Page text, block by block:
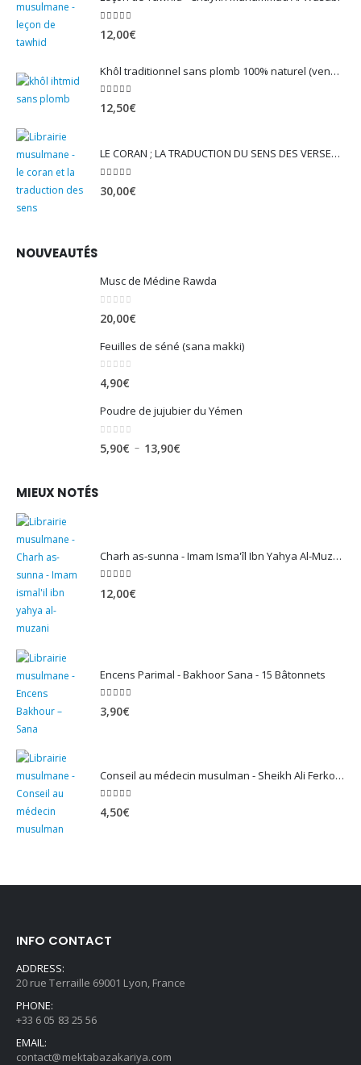
12,00€
Khôl traditionnel sans plomb 100% naturel (vendu avec son mirwed)
4.82sur 5
12,50€
LE CORAN ; LA TRADUCTION DU SENS DES VERSET - EDITION TAWBAH
30,00€
NOUVEAUTÉS
Musc de Médine Rawda
20,00€
Feuilles de séné (sana makki)
0 sur 5
4,90€
Poudre de jujubier du Yémen
5,90€ – 13,90€
MIEUX NOTÉS
Charh as-sunna - Imam Isma'îl Ibn Yahya Al-Muzanî
12,00€
Encens Parimal - Bakhoor Sana - 15 Bâtonnets
5.00sur 5
3,90€
Conseil au médecin musulman - Sheikh Ali Ferkous
5.00sur 5
4,50€
INFO CONTACT
ADDRESS:
20 rue Terraille 69001 Lyon, France
PHONE:
+33 6 05 83 25 56
EMAIL:
contact@mektabazakariya.com